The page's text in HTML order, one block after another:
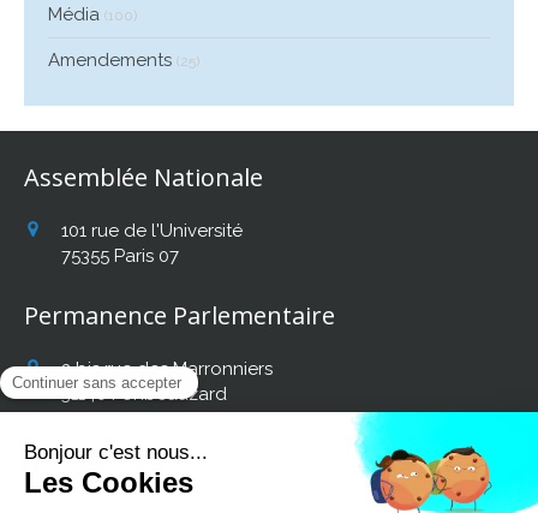
Média (100)
Amendements (25)
Assemblée Nationale
101 rue de l'Université
75355 Paris 07
Permanence Parlementaire
2 bis rue des Marronniers
31140 Fonbeauzard
Retrouvez mon actualité